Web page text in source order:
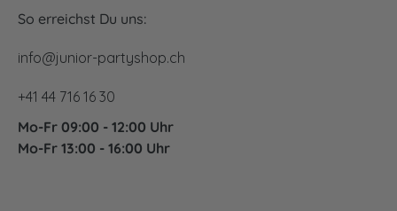
So erreichst Du uns:
info@junior-partyshop.ch
+41 44 716 16 30
Mo-Fr 09:00 - 12:00 Uhr
Mo-Fr 13:00 - 16:00 Uhr